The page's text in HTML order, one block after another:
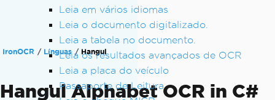
Leia em vários idiomas
Leia o documento digitalizado.
Leia a tabela no documento.
Leia os resultados avançados de OCR
Leia a placa do veículo
Passaporte de Leitura
IronOCR Línguas Hangul
Hangul Alphabet OCR in C#